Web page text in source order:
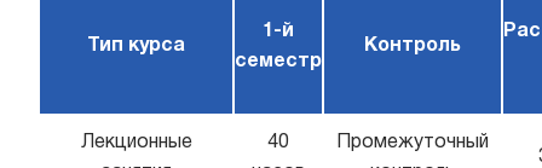
Тип курса
1-й
семестр
Контроль
Лекционные
40
Промежуточный